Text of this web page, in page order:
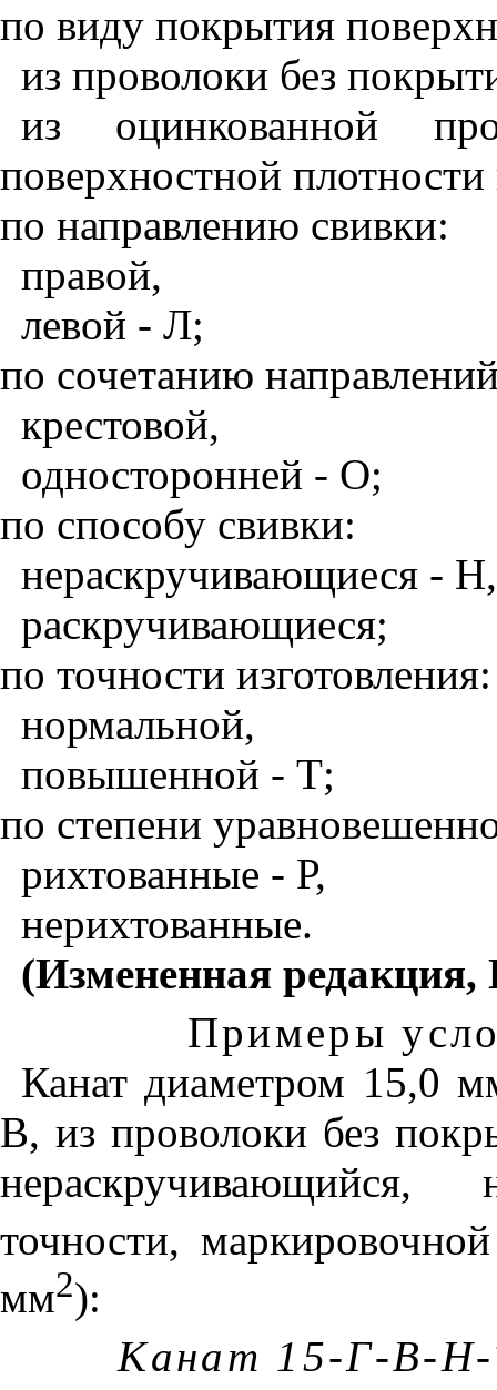
по виду покрытия
из проволоки без
из оцинкованной
поверхностной
по направлению свивки:
правой,
левой - Л;
по сочетанию
крестовой,
односторонней - О;
по способу свивки:
нераскручивающиеся - Н,
раскручивающиеся;
по точности изготовления:
нормальной,
повышенной - Т;
по степени
рихтованные - Р,
нерихтованные.
(Измененная
Примеры
Канат диаметром 15,0
В, из проволоки без
нераскручивающийся,
точности,
мм2):
Канат 15-Г-В-